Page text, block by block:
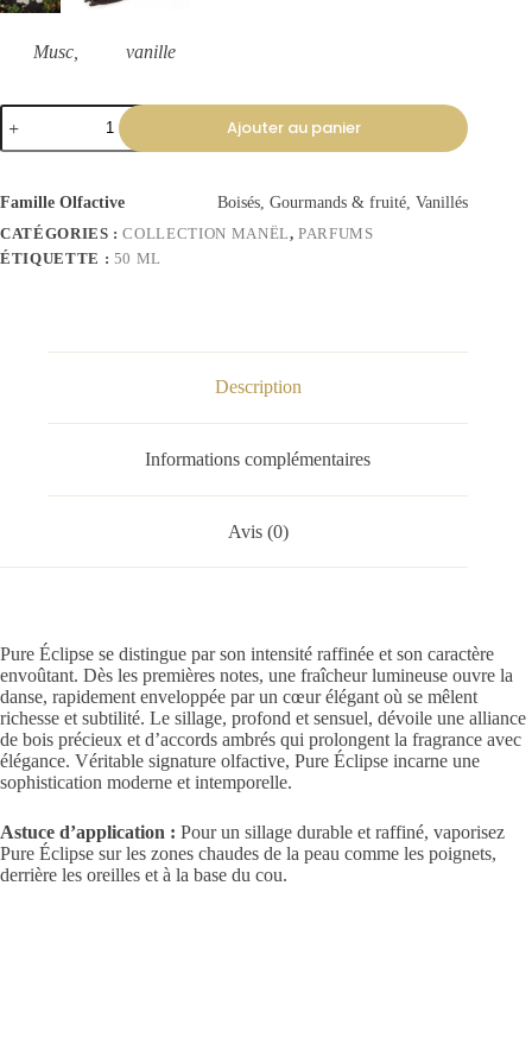
Musc, vanille
Ajouter au panier
Famille Olfactive
Boisés, Gourmands & fruité, Vanillés
CATÉGORIES :COLLECTION MANËL,PARFUMS
ÉTIQUETTE : 50 ML
Description
Informations complémentaires
Avis (0)
Pure Éclipse se distingue par son intensité raffinée et son caractère
envoûtant. Dès les premières notes, une fraîcheur lumineuse ouvre la
danse, rapidement enveloppée par un cœur élégant où se mêlent
richesse et subtilité. Le sillage, profond et sensuel, dévoile une alliance
de bois précieux et d’accords ambrés qui prolongent la fragrance avec
élégance. Véritable signature olfactive, Pure Éclipse incarne une
sophistication moderne et intemporelle.
Astuce d’application : Pour un sillage durable et raffiné, vaporisez
Pure Éclipse sur les zones chaudes de la peau comme les poignets,
derrière les oreilles et à la base du cou.